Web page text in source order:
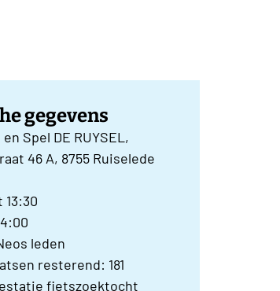
gegevens
Spel DE RUYSEL,
46 A, 8755 Ruiselede
13:30
leden
resterend: 181
fietszoektocht